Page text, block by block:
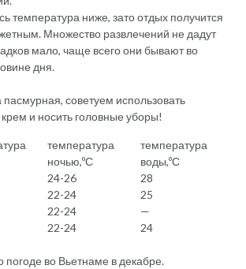
температура ниже, зато отдых получится
Множество развлечений не дадут
мало, чаще всего они бывают во
дня.
советуем использовать
и носить головные уборы!
температура
ночью,ºС
температура
воды,ºС
24-26
28
22-24
25
22-24
—
22-24 24
погоде во Вьетнаме в декабре.